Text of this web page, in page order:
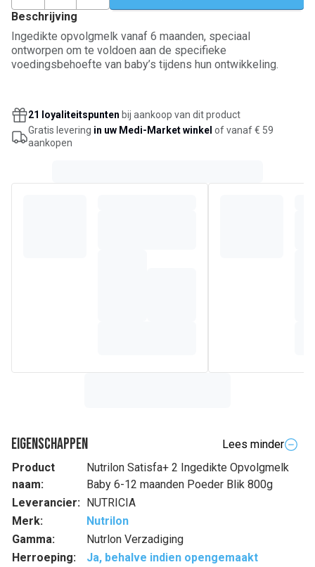
Beschrijving
Ingedikte opvolgmelk vanaf 6 maanden, speciaal
ontworpen om te voldoen aan de specifieke
voedingsbehoefte van baby’s tijdens hun ontwikkeling.
21 loyaliteitspunten bij aankoop van dit product
Gratis levering in uw Medi-Market winkel of vanaf € 59
aankopen
Eigenschappen
Lees minder
Product
naam:
Nutrilon Satisfa+ 2 Ingedikte Opvolgmelk
Baby 6-12 maanden Poeder Blik 800g
Leverancier: NUTRICIA
Merk:
Nutrilon
Gamma:
Nutrlon Verzadiging
Herroeping:
Ja, behalve indien opengemaakt